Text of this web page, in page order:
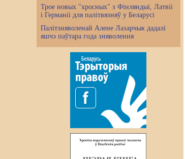
Трое новых "хросных" з Фінляндыі, Латвіі
і Германіі для палітвязняў у Беларусі
Палітзняволенай Алене Лазарчык дадалі
яшчэ паўтара года зняволення